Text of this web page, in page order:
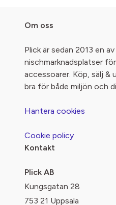
Om oss
Plick är sedan 2013 en
nischmarknadsplatser
accessoarer. Köp, sälj
bra för både miljön och
Hantera cookies
Cookie policy
Kontakt
Plick AB
Kungsgatan 28
753 21 Uppsala